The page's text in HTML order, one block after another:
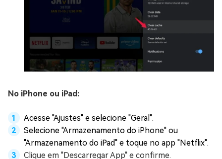
No iPhone ou iPad:
Acesse "Ajustes" e selecione "Geral".
Selecione "Armazenamento do iPhone" ou
"Armazenamento do iPad" e toque no app "Netflix".
Clique em "Descarregar App" e confirme.